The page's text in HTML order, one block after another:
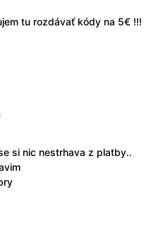
tu rozdávať kódy na 5€ !!!
si nic nestrhava z platby..